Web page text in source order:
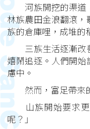
河族開挖的渠道，
林族農田金浪翻滾
族的倉庫哩，成堆的
三族生活逐漸改善
嬉鬧追逐。人們開
慮中。
然而，富足帶來的
山族開始要求更
呢？」